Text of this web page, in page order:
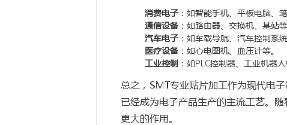
消费电子：如智能手机、平板电脑、笔
通信设备：如路由器、交换机、基站等
汽车电子：如车载导航、汽车控制系统
医疗设备：如心电图机、血压计等。
工业控制 ：如PLC控制器、工业机器人
总之，SMT专业贴片加工作为现代电
已经成为电子产品生产的主流工艺。
更大的作用。